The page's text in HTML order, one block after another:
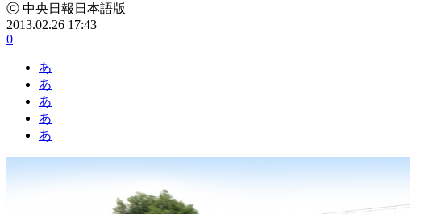
ⓒ 中央日報日本語版
2013.02.26 17:43
0
あ
あ
あ
あ
あ